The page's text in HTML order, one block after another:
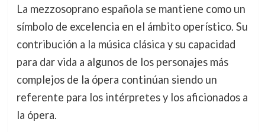
La mezzosoprano española se mantiene como un
símbolo de excelencia en el ámbito operístico. Su
contribución a la música clásica y su capacidad
para dar vida a algunos de los personajes más
complejos de la ópera continúan siendo un
referente para los intérpretes y los aficionados a
la ópera.